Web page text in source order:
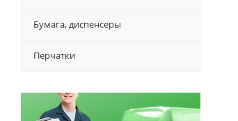
Бумага, диспенсеры
Перчатки